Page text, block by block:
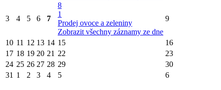
3 4 5 6 7
8
1
Prodej ovoce a zeleniny
Zobrazit všechny záznamy ze dne
9
10 11 12 13 14 15
16
17 18 19 20 21 22
23
24 25 26 27 28 29
30
31 1 2 3 4 5 6